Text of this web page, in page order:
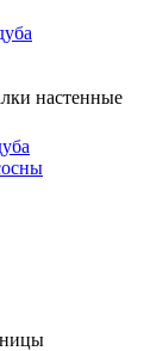
настенные